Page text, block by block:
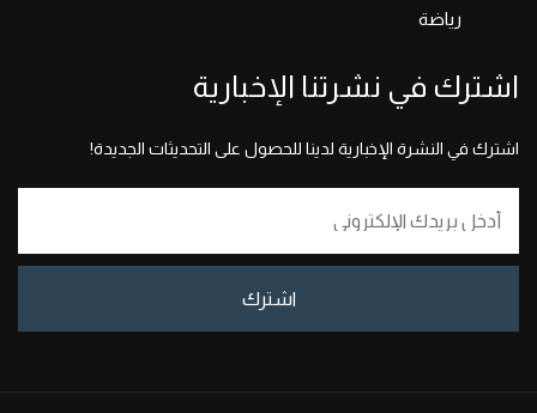
رياضة
اشترك في نشرتنا الإخبارية
اشترك في النشرة الإخبارية لدينا للحصول على التحديثات الجديدة!
اشترك